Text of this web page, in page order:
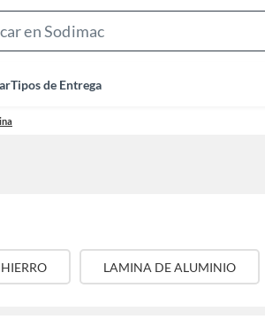
Bar
Tipos de Entrega
HIERRO LAMINA DE ALUMINIO